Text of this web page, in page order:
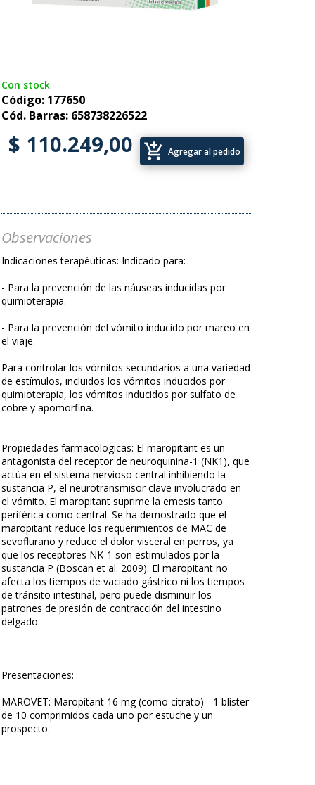
Con stock
Código: 177650
Cód. Barras: 658738226522
$ 110.249,00 add_shopping_cart Agregar al pedido
Observaciones
Indicaciones terapéuticas: Indicado para:
- Para la prevención de las náuseas inducidas por
quimioterapia.
- Para la prevención del vómito inducido por mareo en
el viaje.
Para controlar los vómitos secundarios a una variedad
de estímulos, incluidos los vómitos inducidos por
quimioterapia, los vómitos inducidos por sulfato de
cobre y apomorfina.
Propiedades farmacologicas: El maropitant es un
antagonista del receptor de neuroquinina-1 (NK1), que
actúa en el sistema nervioso central inhibiendo la
sustancia P, el neurotransmisor clave involucrado en
el vómito. El maropitant suprime la emesis tanto
periférica como central. Se ha demostrado que el
maropitant reduce los requerimientos de MAC de
sevoflurano y reduce el dolor visceral en perros, ya
que los receptores NK-1 son estimulados por la
sustancia P (Boscan et al. 2009). El maropitant no
afecta los tiempos de vaciado gástrico ni los tiempos
de tránsito intestinal, pero puede disminuir los
patrones de presión de contracción del intestino
delgado.
Presentaciones:
MAROVET: Maropitant 16 mg (como citrato) - 1 blister
de 10 comprimidos cada uno por estuche y un
prospecto.